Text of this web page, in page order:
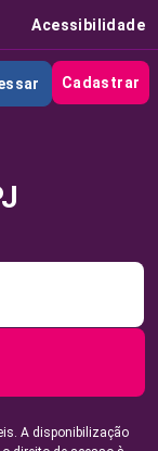
Acessibilidade
Cadastrar
A disponibilização